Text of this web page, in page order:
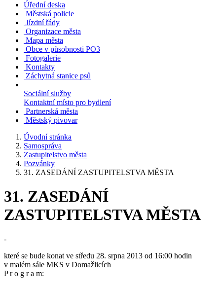
Úřední deska
Městská policie
Jízdní řády
Organizace města
Mapa města
Obce v působnosti PO3
Fotogalerie
Kontakty
Záchytná stanice psů
Sociální služby
Kontaktní místo pro bydlení
Partnerská města
Městský pivovar
Úvodní stránka
Samospráva
Zastupitelstvo města
Pozvánky
31. ZASEDÁNÍ ZASTUPITELSTVA MĚSTA
31. ZASEDÁNÍ
ZASTUPITELSTVA MĚSTA
-
které se bude konat ve středu 28. srpna 2013 od 16:00 hodin
v malém sále MKS v Domažlicích
P r o g r a m: